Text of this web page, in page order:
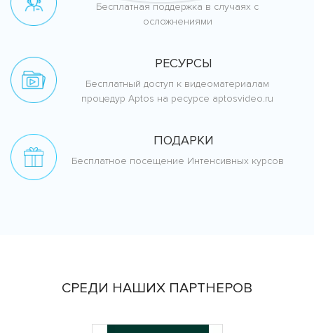
Бесплатная поддержка в случаях с
осложнениями
РЕСУРСЫ
Бесплатный доступ к видеоматериалам
процедур Aptos на ресурсе aptosvideo.ru
ПОДАРКИ
Бесплатное посещение Интенсивных курсов
СРЕДИ НАШИХ ПАРТНЕРОВ